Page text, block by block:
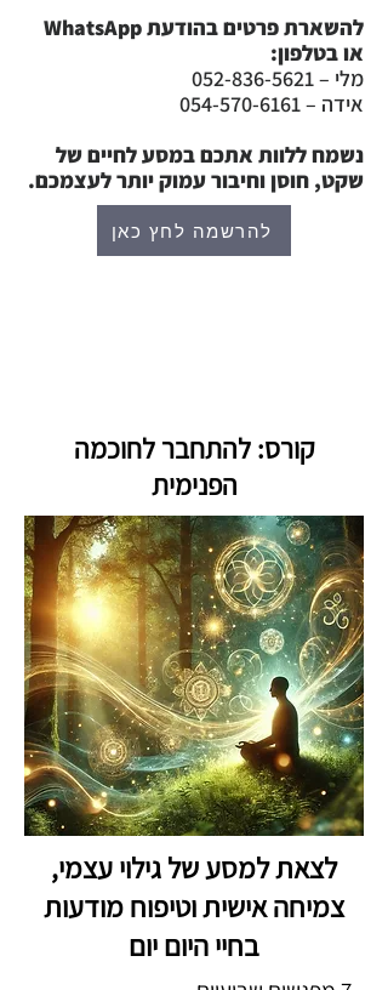
להשארת פרטים בהודעת WhatsApp
או בטלפון:
מלי –052-836-5621
אידה – 054-570-6161
נשמח ללוות אתכם במסע לחיים של
שקט, חוסן וחיבור עמוק יותר לעצמכם.
להרשמה לחץ כאן
קורס: להתחבר לחוכמה
הפנימית
לצאת למסע של גילוי עצמי,
צמיחה אישית וטיפוח מודעות
בחיי היום יום